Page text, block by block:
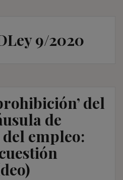
9/2020
del
de
empleo: